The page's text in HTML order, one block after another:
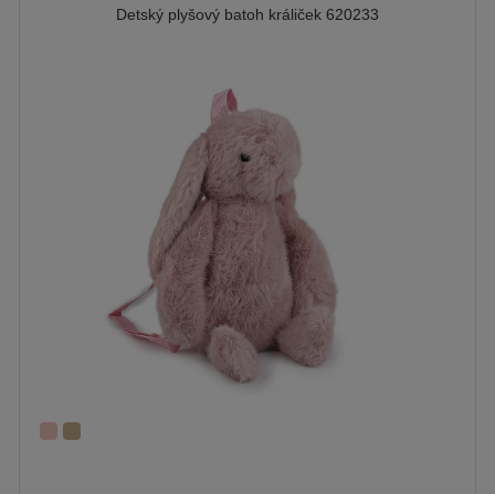
Detský plyšový batoh králiček 620233